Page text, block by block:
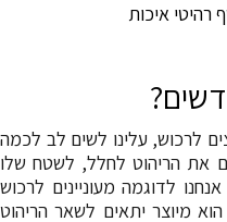
איכות
לרכוש, עלינו לשים לב לכמה
את הריהוט לחלל, לשטח שלו
לדוגמה מעוניינים לרכוש
מיוצר יתאים לשאר הריהוט